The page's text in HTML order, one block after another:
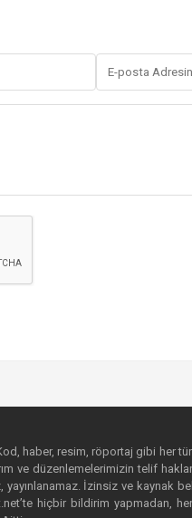
haber, resim, röportaj gibi her
ve düzenlemelerimizin telif
İzinsiz ve kaynak
hiçbir bildirim yapmadan,